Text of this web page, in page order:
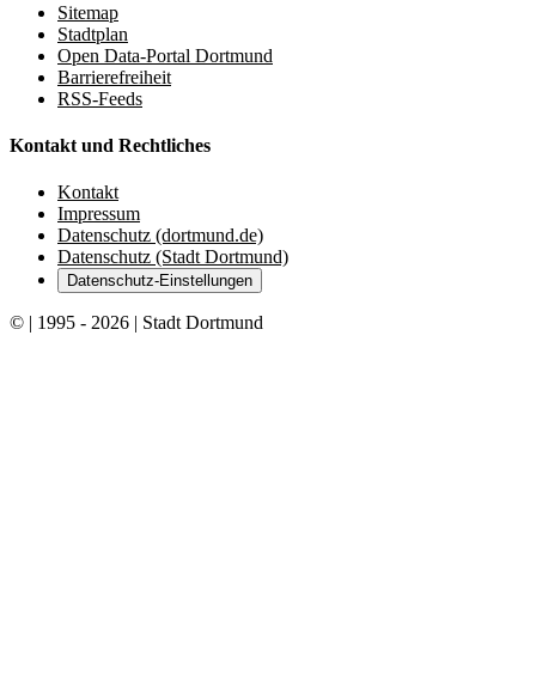
Sitemap
Stadtplan
Open Data-Portal Dortmund
Barrierefreiheit
RSS-Feeds
Kontakt und Rechtliches
Kontakt
Impressum
Datenschutz (dortmund.de)
Datenschutz (Stadt Dortmund)
Datenschutz-Einstellungen
© | 1995 - 2026 | Stadt Dortmund